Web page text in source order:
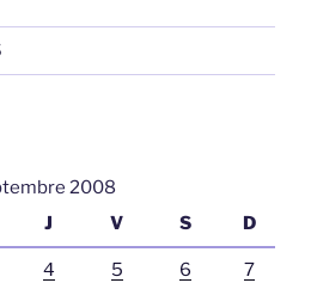
2008
J V S D
4 5 6 7